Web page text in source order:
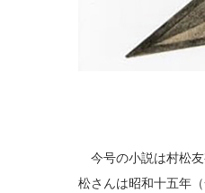
今号の小説は村松
松さんは昭和十五年